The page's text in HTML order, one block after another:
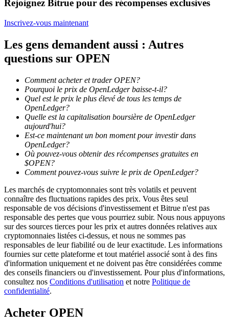
Launchpool
Staking flexible pour gagner des jetons populaires
Blocages BTR
Des investissements exclusifs pour les détenteurs de BTR
Prêts
Service d'emprunt adossé à des cryptomonnaies
Rejoignez Bitrue pour des récompenses exclusives
Inscrivez-vous maintenant
Les gens demandent aussi : Autres
questions sur OPEN
Comment acheter et trader OPEN?
Pourquoi le prix de OpenLedger baisse-t-il?
Quel est le prix le plus élevé de tous les temps de
OpenLedger?
Quelle est la capitalisation boursière de OpenLedger
aujourd'hui?
Est-ce maintenant un bon moment pour investir dans
OpenLedger?
Où pouvez-vous obtenir des récompenses gratuites en
$OPEN?
Comment pouvez-vous suivre le prix de OpenLedger?
Les marchés de cryptomonnaies sont très volatils et peuvent
connaître des fluctuations rapides des prix. Vous êtes seul
responsable de vos décisions d'investissement et Bitrue n'est pas
responsable des pertes que vous pourriez subir. Nous nous appuyons
sur des sources tierces pour les prix et autres données relatives aux
cryptomonnaies listées ci-dessus, et nous ne sommes pas
responsables de leur fiabilité ou de leur exactitude. Les informations
fournies sur cette plateforme et tout matériel associé sont à des fins
d'information uniquement et ne doivent pas être considérées comme
des conseils financiers ou d'investissement. Pour plus d'informations,
consultez nos Conditions d'utilisation et notre Politique de
confidentialité.
Acheter OPEN